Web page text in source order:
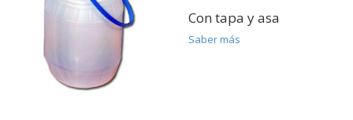
Con tapa y asa
Saber más